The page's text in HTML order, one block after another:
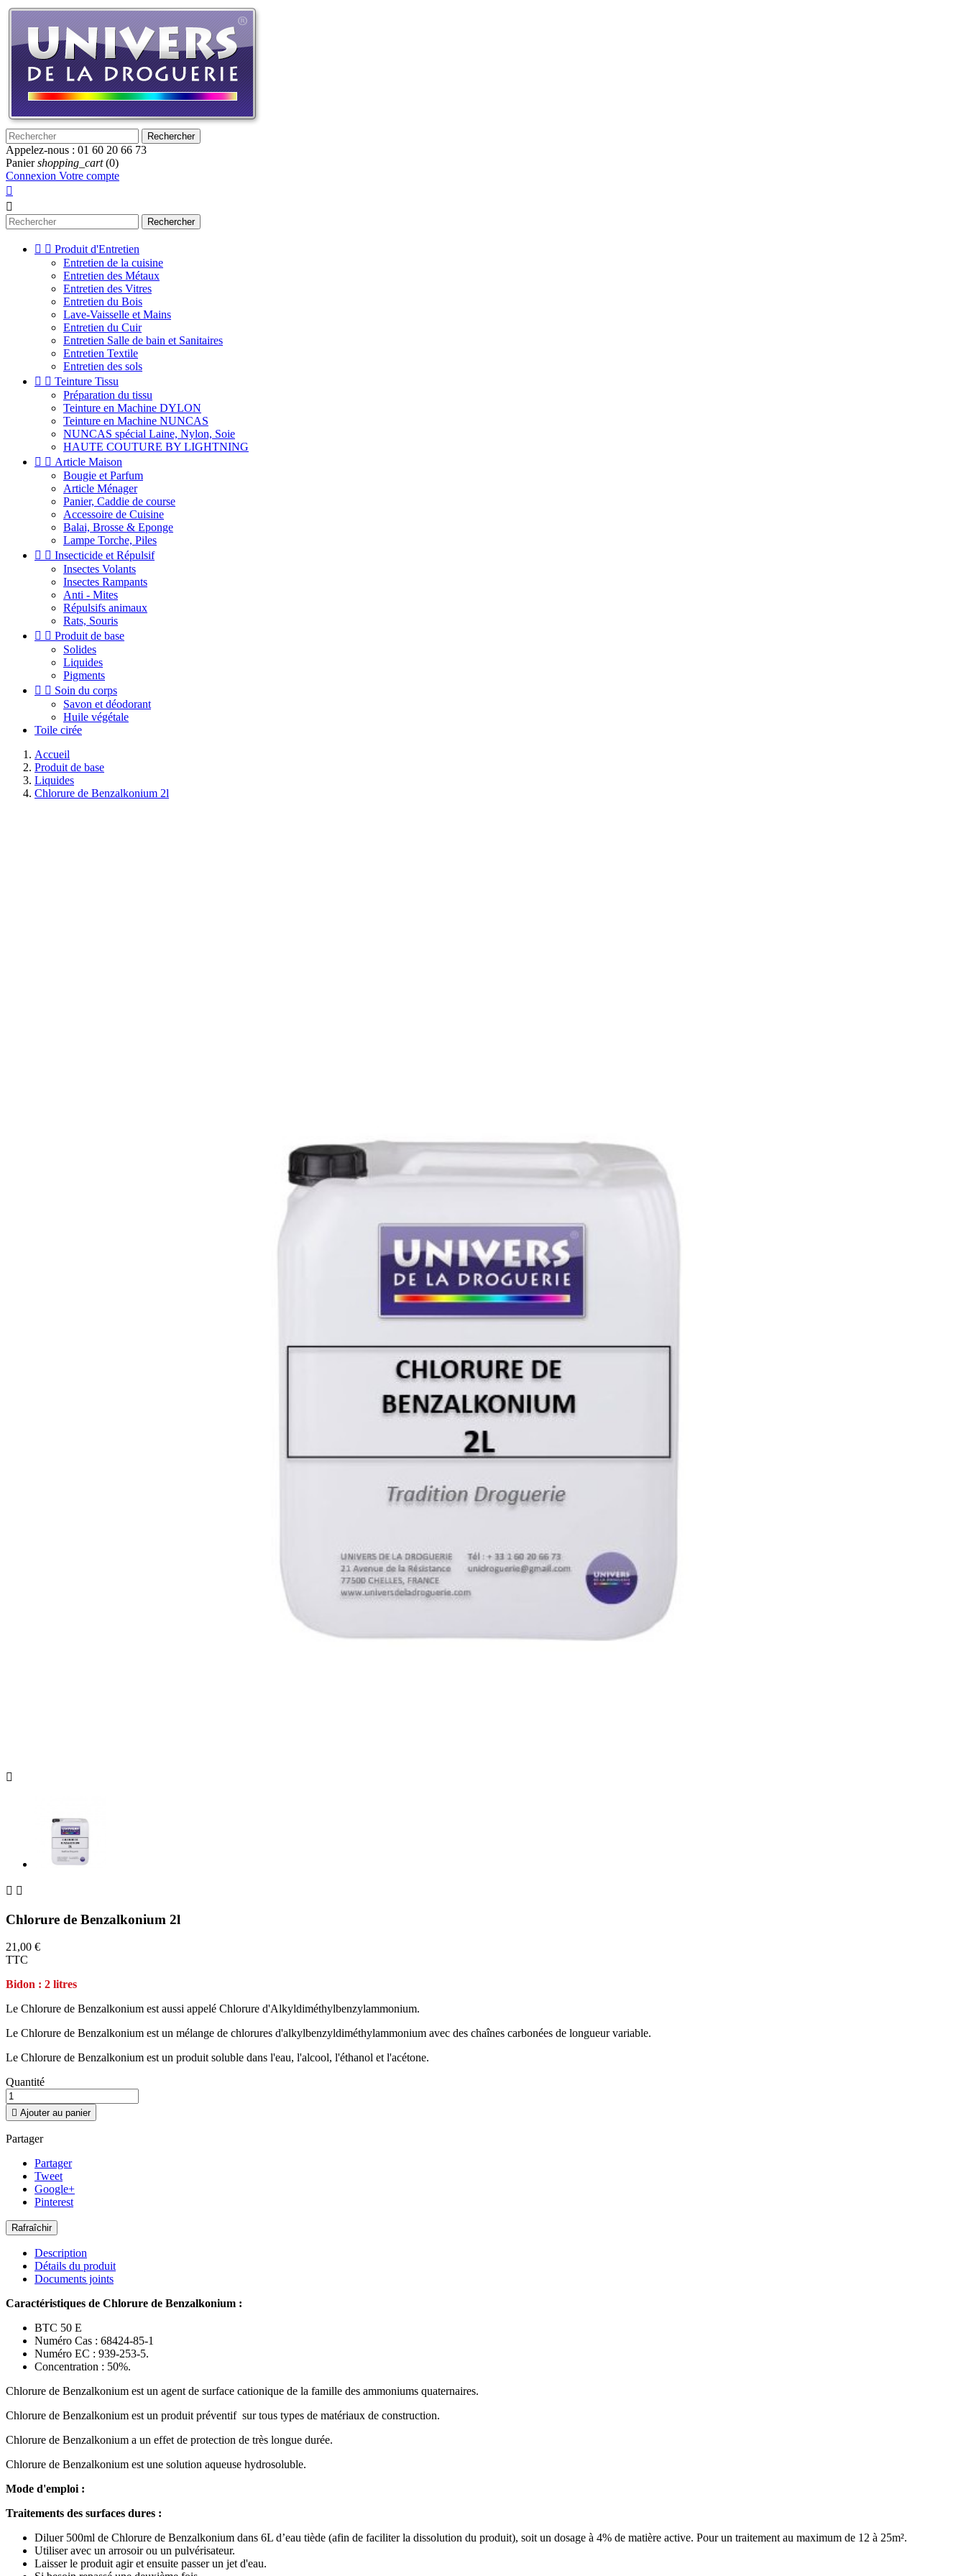
Rechercher
Appelez-nous : 01 60 20 66 73
Panier shopping_cart (0)
Connexion Votre compte


Rechercher
  Produit d'Entretien
Entretien de la cuisine
Entretien des Métaux
Entretien des Vitres
Entretien du Bois
Lave-Vaisselle et Mains
Entretien du Cuir
Entretien Salle de bain et Sanitaires
Entretien Textile
Entretien des sols
  Teinture Tissu
Préparation du tissu
Teinture en Machine DYLON
Teinture en Machine NUNCAS
NUNCAS spécial Laine, Nylon, Soie
HAUTE COUTURE BY LIGHTNING
  Article Maison
Bougie et Parfum
Article Ménager
Panier, Caddie de course
Accessoire de Cuisine
Balai, Brosse & Eponge
Lampe Torche, Piles
  Insecticide et Répulsif
Insectes Volants
Insectes Rampants
Anti - Mites
Répulsifs animaux
Rats, Souris
  Produit de base
Solides
Liquides
Pigments
  Soin du corps
Savon et déodorant
Huile végétale
Toile cirée
Accueil
Produit de base
Liquides
Chlorure de Benzalkonium 2l

 
Chlorure de Benzalkonium 2l
21,00 €
TTC
Bidon : 2 litres
Le Chlorure de Benzalkonium est aussi appelé Chlorure d'Alkyldiméthylbenzylammonium.
Le Chlorure de Benzalkonium est un mélange de chlorures d'alkylbenzyldiméthylammonium avec des chaînes carbonées de longueur variable.
Le Chlorure de Benzalkonium est un produit soluble dans l'eau, l'alcool, l'éthanol et l'acétone.
Quantité
 Ajouter au panier
Partager
Partager
Tweet
Google+
Pinterest
Description
Détails du produit
Documents joints
Caractéristiques de Chlorure de Benzalkonium :
BTC 50 E
Numéro Cas : 68424-85-1
Numéro EC : 939-253-5.
Concentration : 50%.
Chlorure de Benzalkonium est un agent de surface cationique de la famille des ammoniums quaternaires.
Chlorure de Benzalkonium est un produit préventif sur tous types de matériaux de construction.
Chlorure de Benzalkonium a un effet de protection de très longue durée.
Chlorure de Benzalkonium est une solution aqueuse hydrosoluble.
Mode d'emploi :
Traitements des surfaces dures :
Diluer 500ml de Chlorure de Benzalkonium dans 6L d’eau tiède (afin de faciliter la dissolution du produit), soit un dosage à 4% de matière active. Pour un traitement au maximum de 12 à 25m².
Utiliser avec un arrosoir ou un pulvérisateur.
Laisser le produit agir et ensuite passer un jet d'eau.